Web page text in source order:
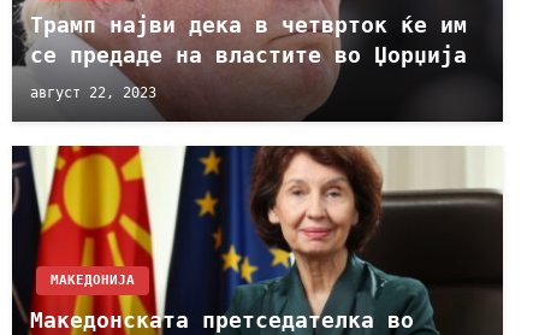
Трамп најви дека в четврток ќе им
се предаде на властите во Џорџија
август 22, 2023
МАКЕДОНИЈА
Maкедонската претседателка во